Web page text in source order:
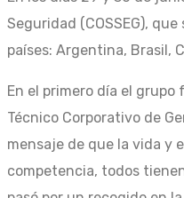
Seguridad (COSSEG),
países: Argentina, Brasil,
En el primero día el
Técnico Corporativo de
mensaje de que la vida y
competencia, todos